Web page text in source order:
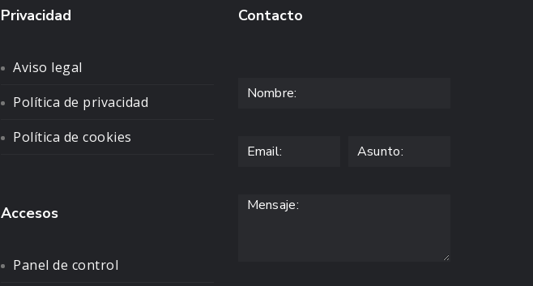
Privacidad
Aviso legal
Política de privacidad
Política de cookies
Accesos
Panel de control
Contacto